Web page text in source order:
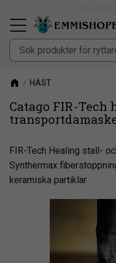
Meny
HÄST
Catago FIR-Tech
FIR-Tech Healing stall-
Synthermax
keramiska partiklar